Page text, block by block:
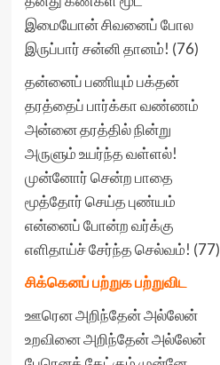
இமையோன் சிவனைப் போல
இருப்பார் சன்னி தானம்! (76)
தன்னைப் பணியும் பக்தன்
தரத்தைப் பார்க்கா வண்ணம்
அன்னை தரத்தில் நின்று
அருளும் உயர்ந்த வள்ளல்!
முன்னோர் சென்ற பாதை
மூத்தோர் செய்த புண்யம்
என்னைப் போன்ற வர்க்கு
எளிதாய்ச் சேர்ந்த செல்வம்! (77)
சிக்கெனப் பற்றுக பற்றுவிட
ஊரென அறிந்தேன் அல்லேன்
உறவினை அறிந்தேன் அல்லேன்